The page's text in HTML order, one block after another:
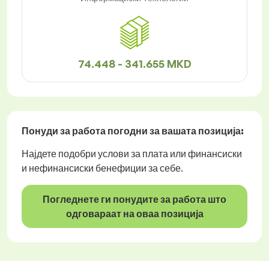
74.448 - 341.655 MKD
Понуди за работа погодни за вашата позиција:
Најдете подобри услови за плата или финансиски
и нефинансиски бенефиции за себе.
Погледнете ги понудите за работа што
одговараат на оваа позиција